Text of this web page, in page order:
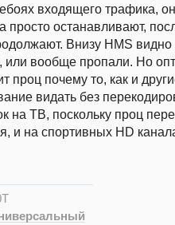
входящего трафика,
просто останавливают,
Внизу HMS видно
или вообще пропали. Но
проц почему то, как и
видать без
на ТВ, поскольку проц
и на спортивных HD